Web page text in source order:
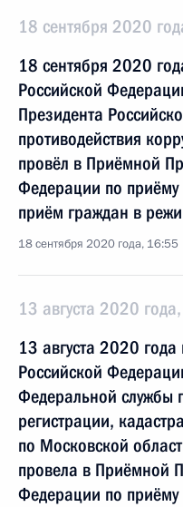
18 сентября 2020
18 сентября 2020
Российской
Президента
противодействия
провёл в Приёмной
Федерации по
приём граждан в
18 сентября 2020 года, 16:55
13 августа 2020 года,
13 августа 2020
Российской
Федеральной службы
регистрации,
по Московской
провела в Приёмной
Федерации по